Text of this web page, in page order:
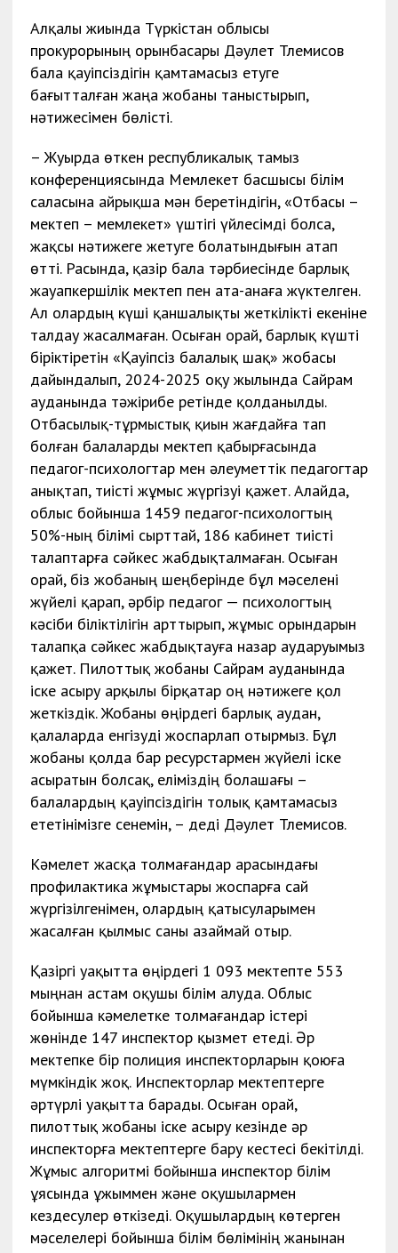
Алқалы жиында Түркістан облысы
прокурорының орынбасары Дәулет Тлемисов
бала қауіпсіздігін қамтамасыз етуге
бағытталған жаңа жобаны таныстырып,
нәтижесімен бөлісті.
– Жуырда өткен республикалық тамыз
конференциясында Мемлекет басшысы білім
саласына айрықша мән беретіндігін, «Отбасы –
мектеп – мемлекет» үштігі үйлесімді болса,
жақсы нәтижеге жетуге болатындығын атап
өтті. Расында, қазір бала тәрбиесінде барлық
жауапкершілік мектеп пен ата-анаға жүктелген.
Ал олардың күші қаншалықты жеткілікті екеніне
талдау жасалмаған. Осыған орай, барлық күшті
біріктіретін «Қауіпсіз балалық шақ» жобасы
дайындалып, 2024-2025 оқу жылында Сайрам
ауданында тәжірибе ретінде қолданылды.
Отбасылық-тұрмыстық қиын жағдайға тап
болған балаларды мектеп қабырғасында
педагог-психологтар мен әлеуметтік педагогтар
анықтап, тиісті жұмыс жүргізуі қажет. Алайда,
облыс бойынша 1459 педагог-психологтың
50%-ның білімі сырттай, 186 кабинет тиісті
талаптарға сәйкес жабдықталмаған. Осыған
орай, біз жобаның шеңберінде бұл мәселені
жүйелі қарап, әрбір педагог — психологтың
кәсіби біліктілігін арттырып, жұмыс орындарын
талапқа сәйкес жабдықтауға назар аударуымыз
қажет. Пилоттық жобаны Сайрам ауданында
іске асыру арқылы бірқатар оң нәтижеге қол
жеткіздік. Жобаны өңірдегі барлық аудан,
қалаларда енгізуді жоспарлап отырмыз. Бұл
жобаны қолда бар ресурстармен жүйелі іске
асыратын болсақ, еліміздің болашағы –
балалардың қауіпсіздігін толық қамтамасыз
ететінімізге сенемін, – деді Дәулет Тлемисов.
Кәмелет жасқа толмағандар арасындағы
профилактика жұмыстары жоспарға сай
жүргізілгенімен, олардың қатысуларымен
жасалған қылмыс саны азаймай отыр.
Қазіргі уақытта өңірдегі 1 093 мектепте 553
мыңнан астам оқушы білім алуда. Облыс
бойынша кәмелетке толмағандар істері
жөнінде 147 инспектор қызмет етеді. Әр
мектепке бір полиция инспекторларын қоюға
мүмкіндік жоқ. Инспекторлар мектептерге
әртүрлі уақытта барады. Осыған орай,
пилоттық жобаны іске асыру кезінде әр
инспекторға мектептерге бару кестесі бекітілді.
Жұмыс алгоритмі бойынша инспектор білім
ұясында ұжыммен және оқушылармен
кездесулер өткізеді. Оқушылардың көтерген
мәселелері бойынша білім бөлімінің жанынан